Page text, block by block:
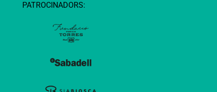
PATROCINADORS: